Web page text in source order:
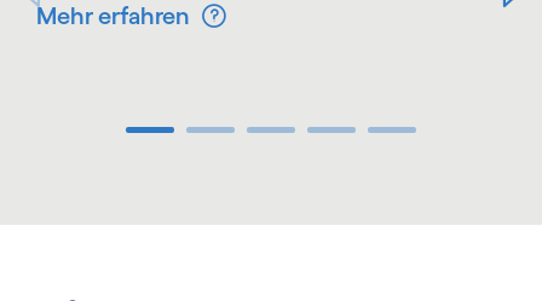
Mehr erfahren